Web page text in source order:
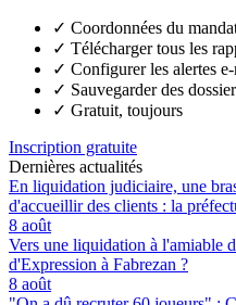
✓ Coordonnées du
✓ Télécharger tous les
✓ Configurer les alertes
✓ Sauvegarder des
✓ Gratuit, toujours
Inscription gratuite
Dernières actualités
En liquidation judiciaire, une
d'accueillir des clients : la
8 août
Vers une liquidation à l'amiable
d'Expression à Fabrezan ?
8 août